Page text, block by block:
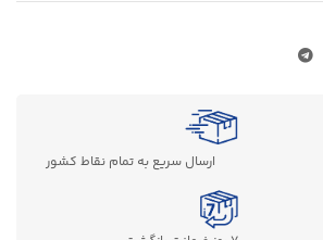
ارسال سریع به تمام نقاط کشور